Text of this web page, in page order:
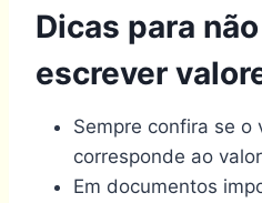
Dicas para
escrever
Sempre confira se o
corresponde ao
Em documentos